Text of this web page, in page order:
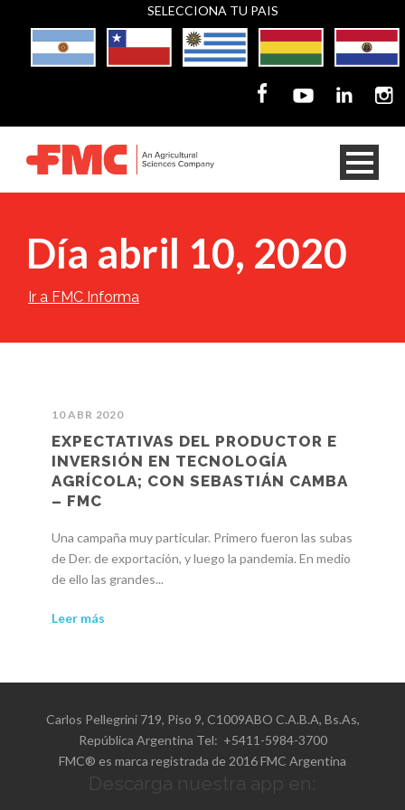
SELECCIONA TU PAIS
Día abril 10, 2020
Ir a FMC Informa
10 ABR 2020
EXPECTATIVAS DEL PRODUCTOR E
INVERSIÓN EN TECNOLOGÍA
AGRÍCOLA; CON SEBASTIÁN CAMBA
– FMC
Una campaña muy particular. Primero fueron las subas
de Der. de exportación, y luego la pandemia. En medio
de ello las grandes...
Leer más
Carlos Pellegrini 719, Piso 9, C1009ABO C.A.B.A, Bs.As,
República Argentina Tel: +5411-5984-3700
FMC® es marca registrada de 2016 FMC Argentina
Descarga nuestra app en: